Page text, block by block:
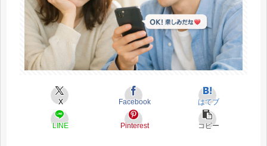
X Facebook はてブ
LINE Pinterest コピー